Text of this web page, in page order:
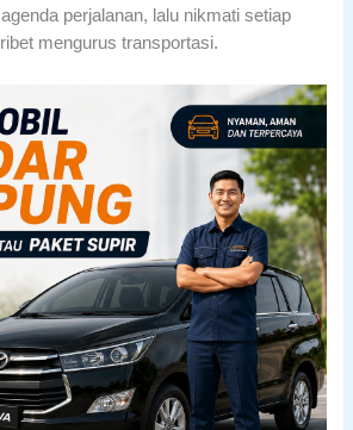
perjalanan, lalu nikmati setiap
mengurus transportasi.